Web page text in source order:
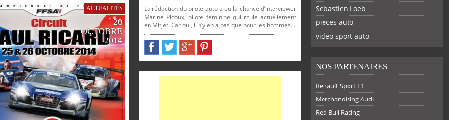
La rédaction du pilote auto a eu la chance d’interviewer
Marine Pidoux, pilote féminine qui roule actuellement
en Mitjet. Car oui, il n’y en a pas que pour les hommes...
ACTUALITÉS
20
OCTOBRE
2014
FACEBOOKTWITTER
Sebastien Loeb
piéces auto
video sport auto
NOS PARTENAIRES
Renault Sport F1
Merchandising Audi
Red Bull Racing